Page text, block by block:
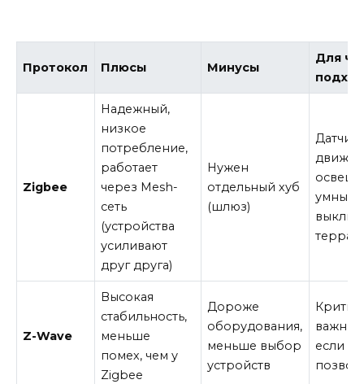
Протокол Плюсы Минусы
Для
Zigbee
Надежный,
низкое
потребление,
работает
через Mesh-
сеть
(устройства
усиливают
друг друга)
Нужен
отдельный хуб
(шлюз)
умные
Z-Wave
Высокая
стабильность,
меньше
помех, чем у
Zigbee
Дороже
оборудования,
меньше выбор
устройств
важные
если